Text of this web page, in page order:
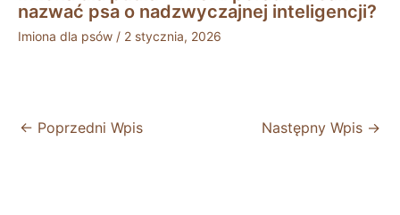
nazwać psa o nadzwyczajnej inteligencji?
Imiona dla psów / 2 stycznia, 2026
← Poprzedni Wpis Następny Wpis →